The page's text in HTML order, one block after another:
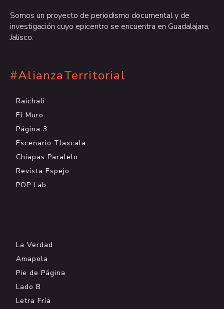
Somos un proyecto de periodismo documental y de
investigación cuyo epicentro se encuentra en Guadalajara,
Jalisco.
#AlianzaTerritorial
Raíchali
El Muro
Página 3
Escenario Tlaxcala
Chiapas Paralelo
Revista Espejo
POP Lab
La Verdad
Amapola
Pie de Página
Lado B
Letra Fría